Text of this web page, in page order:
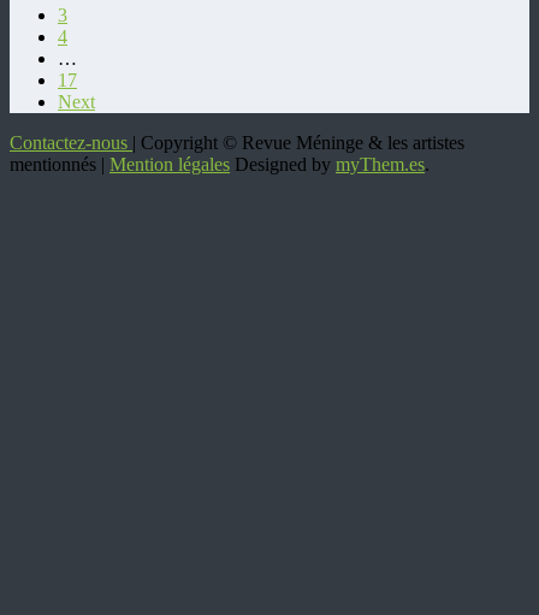
3
4
…
17
Next
Contactez-nous | Copyright © Revue Méninge & les artistes
mentionnés | Mention légales Designed by myThem.es.